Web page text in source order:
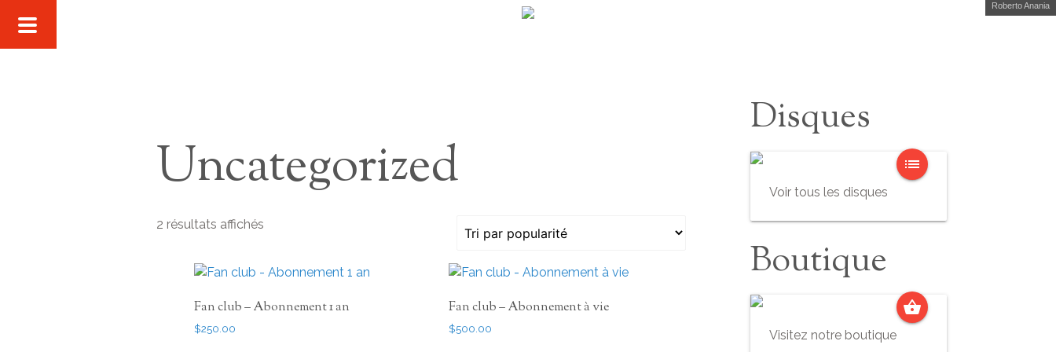
Roberto Anania
Uncategorized
2 résultats affichésTrié
Fan club – Abonnement 1 an
$250.00
Fan club – Abonnement à vie
$500.00
Disques
list
Voir tous les disques
Boutique
shopping_basket
Visitez notre boutique